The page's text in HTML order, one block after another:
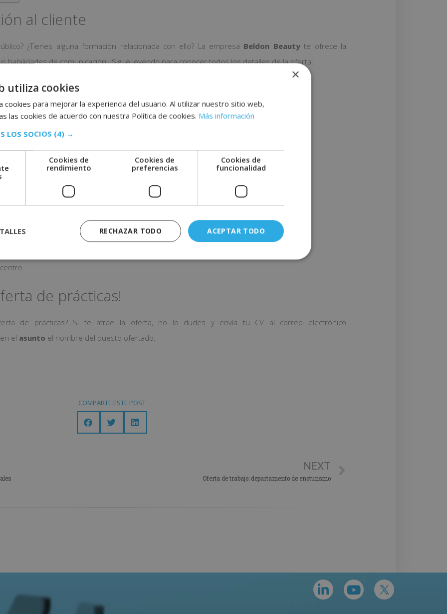
al cliente
¿Tienes alguna formación relacionada con ello? La empresa Beldon Beautyte ofrece la
habilidades de comunicación. ¡Sigue leyendo para conocer todos los detalles de la oferta!
en recepción y atención al cliente.
a 19:00h o de 12:00h a 21:00h.
inmediata.
nuestro CRM.
de prácticas!
de prácticas? Si te atrae la oferta, no lo dudes y envía tu CV al correo electrónico
el asunto el nombre del puesto ofertado.
COMPARTE ESTE POST
NEXT
Oferta de trabajo: departamento de enoturismo
×
utiliza cookies
cookies para mejorar la experiencia del usuario. Al utilizar nuestro sitio web,
las cookies de acuerdo con nuestra Política de cookies. Más información
LOS SOCIOS (4) →
Cookies de
rendimiento
Cookies de
preferencias
Cookies de
funcionalidad
ACEPTAR TODO
RECHAZAR TODO